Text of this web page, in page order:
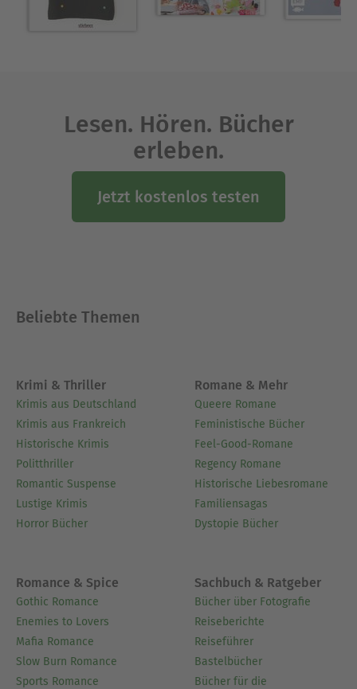
Lesen. Hören. Bücher
erleben.
Jetzt kostenlos testen
Beliebte Themen
Krimi & Thriller
Krimis aus Deutschland
Krimis aus Frankreich
Historische Krimis
Politthriller
Romantic Suspense
Lustige Krimis
Horror Bücher
Romane & Mehr
Queere Romane
Feministische Bücher
Feel-Good-Romane
Regency Romane
Historische Liebesromane
Familiensagas
Dystopie Bücher
Romance & Spice
Gothic Romance
Enemies to Lovers
Mafia Romance
Slow Burn Romance
Sports Romance
Sachbuch & Ratgeber
Bücher über Fotografie
Reiseberichte
Reiseführer
Bastelbücher
Bücher für die